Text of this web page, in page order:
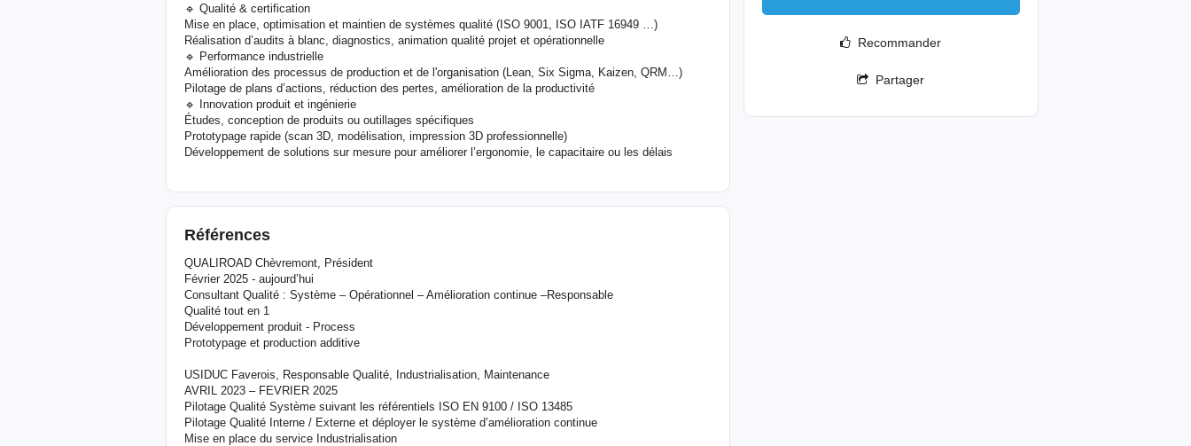
🔹 Qualité & certification
Mise en place, optimisation et maintien de systèmes qualité (ISO 9001, ISO IATF 16949 …)
Réalisation d’audits à blanc, diagnostics, animation qualité projet et opérationnelle
🔹 Performance industrielle
Amélioration des processus de production et de l'organisation (Lean, Six Sigma, Kaizen, QRM…)
Pilotage de plans d’actions, réduction des pertes, amélioration de la productivité
🔹 Innovation produit et ingénierie
Études, conception de produits ou outillages spécifiques
Prototypage rapide (scan 3D, modélisation, impression 3D professionnelle)
Développement de solutions sur mesure pour améliorer l’ergonomie, le capacitaire ou les délais
Références
QUALIROAD Chèvremont, Président
Février 2025 - aujourd’hui
Consultant Qualité : Système – Opérationnel – Amélioration continue –Responsable
Qualité tout en 1
Développement produit - Process
Prototypage et production additive
USIDUC Faverois, Responsable Qualité, Industrialisation, Maintenance
AVRIL 2023 – FEVRIER 2025
Pilotage Qualité Système suivant les référentiels ISO EN 9100 / ISO 13485
Pilotage Qualité Interne / Externe et déployer le système d’amélioration continue
Mise en place du service Industrialisation
Recommander
Partager